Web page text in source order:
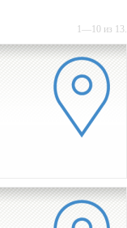
1—10 из 13.